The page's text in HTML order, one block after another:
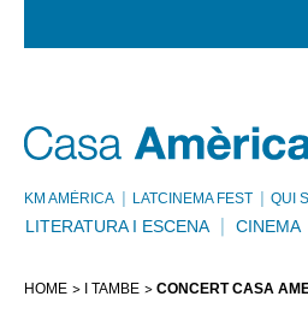
KM AMÈRICA LATCINEMA FEST QUI
LITERATURA I ESCENA CINEMA
HOME I TAMBÉ CONCERT CASA